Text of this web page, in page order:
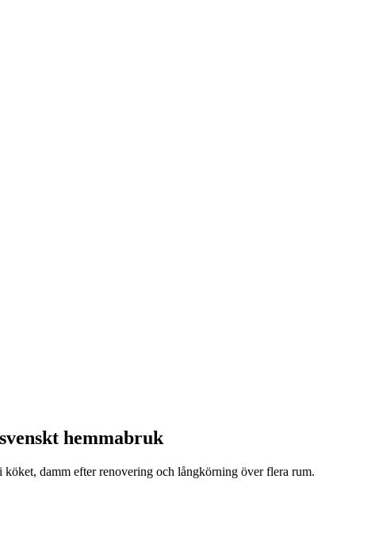
hemmabruk
köket, damm efter renovering och långkörning över flera rum.